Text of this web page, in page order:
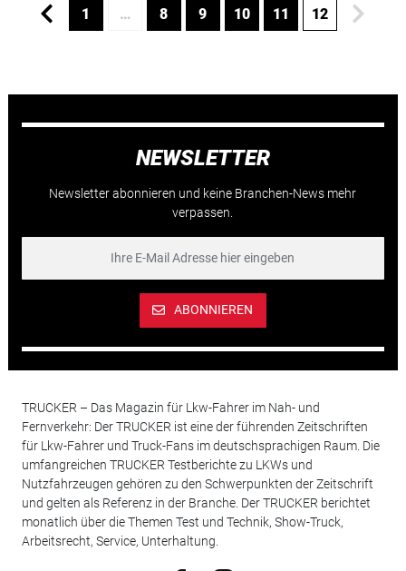
1 … 8 9 10 11 12
NEWSLETTER
Newsletter abonnieren und keine Branchen-News mehr
verpassen.
ABONNIEREN
TRUCKER – Das Magazin für Lkw-Fahrer im Nah- und
Fernverkehr: Der TRUCKER ist eine der führenden Zeitschriften
für Lkw-Fahrer und Truck-Fans im deutschsprachigen Raum. Die
umfangreichen TRUCKER Testberichte zu LKWs und
Nutzfahrzeugen gehören zu den Schwerpunkten der Zeitschrift
und gelten als Referenz in der Branche. Der TRUCKER berichtet
monatlich über die Themen Test und Technik, Show-Truck,
Arbeitsrecht, Service, Unterhaltung.